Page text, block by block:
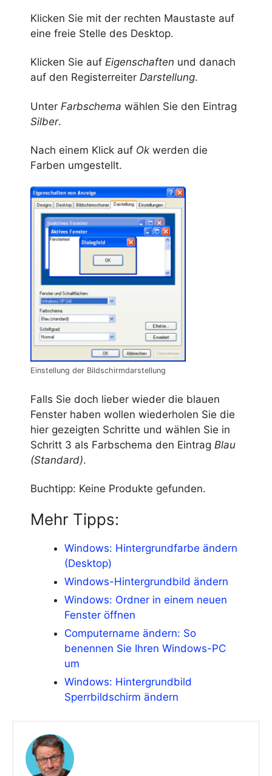
Klicken Sie mit der rechten Maustaste auf
eine freie Stelle des Desktop.
Klicken Sie auf Eigenschaften und danach
auf den Registerreiter Darstellung.
Unter Farbschema wählen Sie den Eintrag
Silber.
Nach einem Klick auf Ok werden die
Farben umgestellt.
Einstellung der Bildschirmdarstellung
Falls Sie doch lieber wieder die blauen
Fenster haben wollen wiederholen Sie die
hier gezeigten Schritte und wählen Sie in
Schritt 3 als Farbschema den Eintrag Blau
(Standard).
Buchtipp: Keine Produkte gefunden.
Mehr Tipps:
Windows: Hintergrundfarbe ändern
(Desktop)
Windows-Hintergrundbild ändern
Windows: Ordner in einem neuen
Fenster öffnen
Computername ändern: So
benennen Sie Ihren Windows-PC
um
Windows: Hintergrundbild
Sperrbildschirm ändern